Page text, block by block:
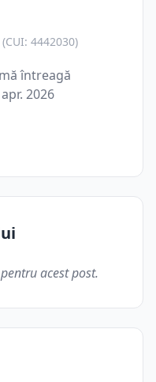
(CUI: 4442030)
întreagă
2026
acest post.